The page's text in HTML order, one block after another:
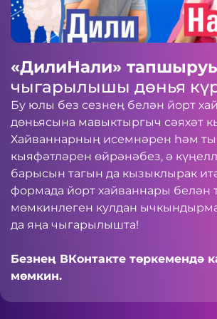
«ДилиНали»
чыгарылышы дөнья
Бу юлы без сезнең белән йорт
дөньясына мавыктыргыч сәяхәт
Хайваннарның исемнәрен һәм
кыяфәтләрен өйрәнәбез, ә
барысын тагын да кызыклырак
формада йорт хайваннары белән
мөмкинлеген кулдан
да яңа чыгарылышта!
Безнең ВКонтакте төркемендә
мөмкин.